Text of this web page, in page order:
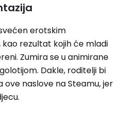
erotskim
rezultat kojih će mladi
Zumira se u animirane
Dakle, roditelji bi
ove naslove na Steamu, jer